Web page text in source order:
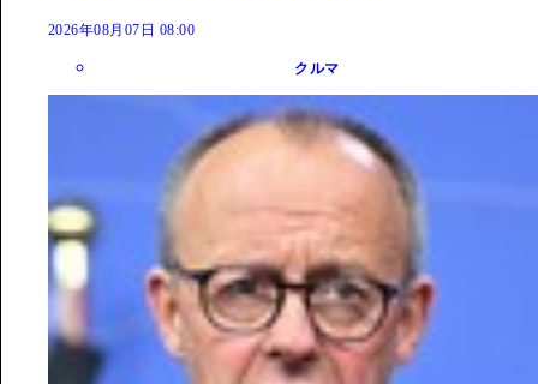
2026年08月07日 08:00
クルマ